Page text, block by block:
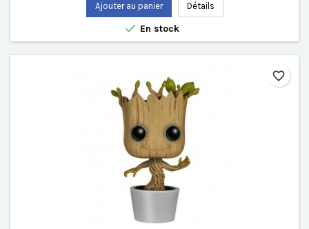
Ajouter au panier Détails
 En stock
favorite_border